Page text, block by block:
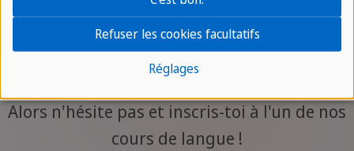
Tu veux apprendre une nouvelle langue avec
nous ?
Alors n'hésite pas et inscris-toi à l'un de nos
cours de langue !
Réglages
Refuser les cookies facultatifs